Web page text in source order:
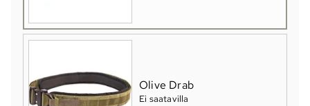
Olive Drab
Ei saatavilla